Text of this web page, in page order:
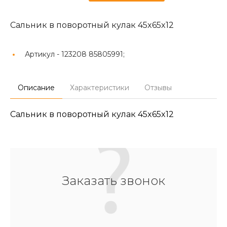
Сальник в поворотный кулак 45x65x12
Артикул - 123208 85805991;
Описание Характеристики Отзывы
Сальник в поворотный кулак 45x65x12
Заказать звонок